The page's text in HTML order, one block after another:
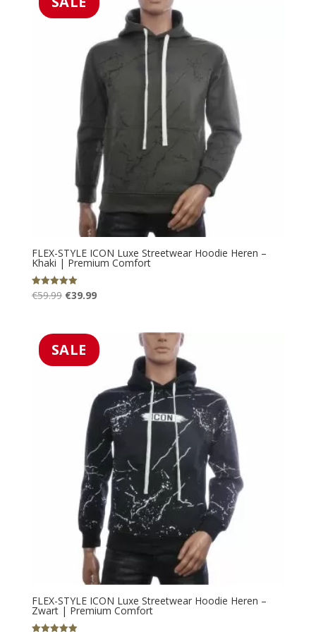
FLEX-STYLE ICON Luxe Streetwear Hoodie Heren –
Khaki | Premium Comfort
Gewaardeerd
5.00
€59.99 Oorspronkelijke
€59.99.
€39.99Huidige
€39.99.
SALE
FLEX-STYLE ICON Luxe Streetwear Hoodie Heren –
Zwart | Premium Comfort